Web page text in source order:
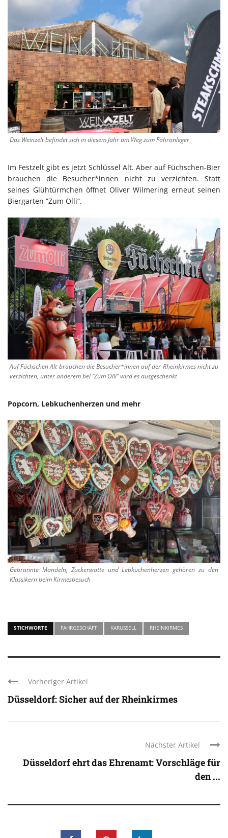
Das Weinzelt befindet sich in diesem Jahr am Weg zum Fähranleger
Im Festzelt gibt es jetzt Schlüssel Alt. Aber auf Füchschen-Bier
brauchen die Besucher*innen nicht zu verzichten. Statt
seines Glühtürmchen öffnet Oliver Wilmering erneut seinen
Biergarten “Zum Olli”.
Auf Füchschen Alt brauchen die Besucher*innen auf der Rheinkirmes nicht zu
verzichten, unter anderem bei “Zum Olli” wird es ausgeschenkt
Popcorn, Lebkuchenherzen und mehr
Gebrannte Mandeln, Zuckerwatte und Lebkuchenherzen gehören zu den
Klassikern beim Kirmesbesuch
STICHWORTE FAHRGESCHÄFT KARUSSELL RHEINKIRMES
Vorheriger Artikel
Düsseldorf: Sicher auf der Rheinkirmes
Nächster Artikel
Düsseldorf ehrt das Ehrenamt: Vorschläge für
den ...